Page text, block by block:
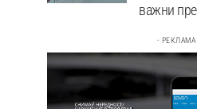
важни
- РЕКЛАМА